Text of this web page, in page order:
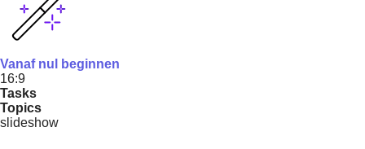
Vanaf nul beginnen
16:9
Tasks
Topics
slideshow